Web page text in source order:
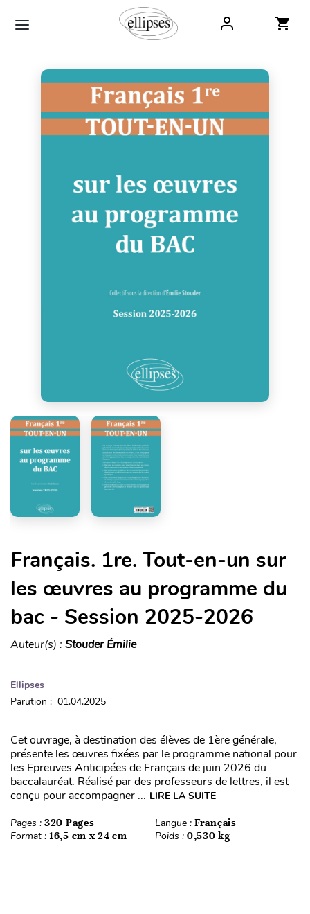
Français. 1re. Tout-en-un sur
les œuvres au programme du
bac - Session 2025-2026
Auteur(s) : Stouder Émilie
Ellipses
Parution : 01.04.2025
Cet ouvrage, à destination des élèves de 1ère générale,
présente les œuvres fixées par le programme national pour
les Epreuves Anticipées de Français de juin 2026 du
baccalauréat. Réalisé par des professeurs de lettres, il est
conçu pour accompagner ... LIRE LA SUITE
Pages : 320 Pages Langue : Français
Format : 16,5 cm x 24 cm Poids : 0,530 kg